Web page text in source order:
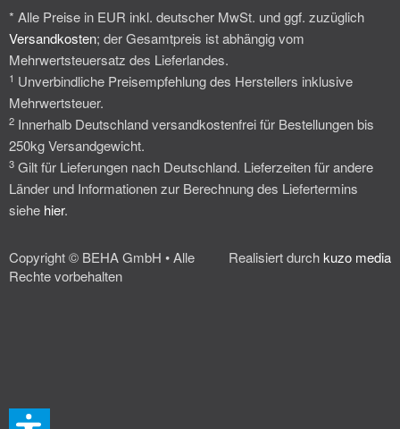
* Alle Preise in EUR inkl. deutscher MwSt. und ggf. zuzüglich
Versandkosten; der Gesamtpreis ist abhängig vom
Mehrwertsteuersatz des Lieferlandes.
1 Unverbindliche Preisempfehlung des Herstellers inklusive
Mehrwertsteuer.
2 Innerhalb Deutschland versandkostenfrei für Bestellungen bis
250kg Versandgewicht.
3 Gilt für Lieferungen nach Deutschland. Lieferzeiten für andere
Länder und Informationen zur Berechnung des Liefertermins
siehe hier.
Copyright © BEHA GmbH • Alle
Rechte vorbehalten
Realisiert durchkuzo media